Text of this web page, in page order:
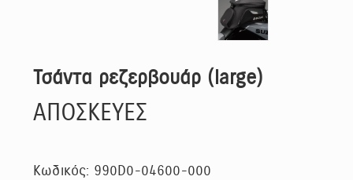
Τσάντα ρεζερβουάρ (large)
ΑΠΟΣΚΕΥΕΣ
Κωδικός: 990D0-04600-000